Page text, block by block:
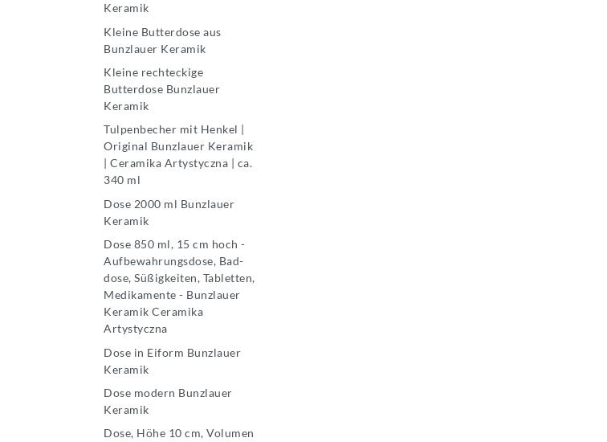
Keramik
Kleine Butterdose aus
Bunzlauer Keramik
Kleine rechteckige
Butterdose Bunzlauer
Keramik
Tulpenbecher mit Henkel |
Original Bunzlauer Keramik
| Ceramika Artystyczna | ca.
340 ml
Dose 2000 ml Bunzlauer
Keramik
Dose 850 ml, 15 cm hoch -
Aufbewahrungsdose, Bad-
dose, Süßigkeiten, Tabletten,
Medikamente - Bunzlauer
Keramik Ceramika
Artystyczna
Dose in Eiform Bunzlauer
Keramik
Dose modern Bunzlauer
Keramik
Dose, Höhe 10 cm, Volumen